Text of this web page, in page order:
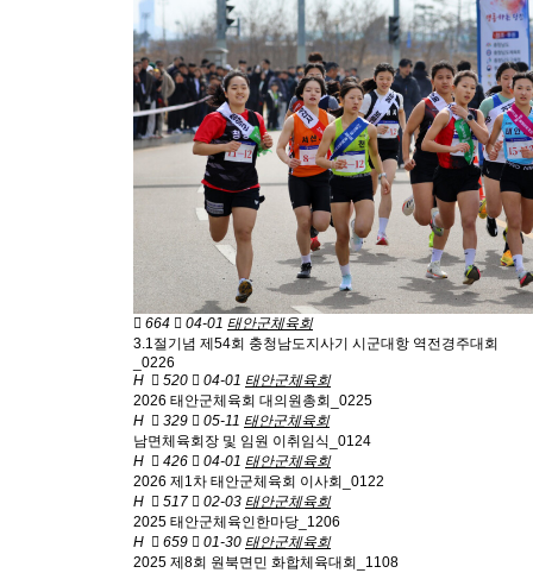
664 04-01 태안군체육회
3.1절기념 제54회 충청남도지사기 시군대항 역전경주대회
_0226
H
520 04-01 태안군체육회
2026 태안군체육회 대의원총회_0225
H
329 05-11 태안군체육회
남면체육회장 및 임원 이취임식_0124
H
426 04-01 태안군체육회
2026 제1차 태안군체육회 이사회_0122
H
517 02-03 태안군체육회
2025 태안군체육인한마당_1206
H
659 01-30 태안군체육회
2025 제8회 원북면민 화합체육대회_1108